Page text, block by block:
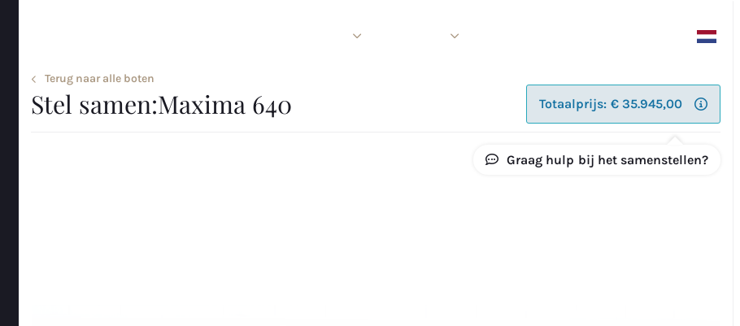
Terug naar alle boten
Stel samen:Maxima 640 Totaalprijs: € 35.945,00
Graag hulp bij het samenstellen?
Let op: deze afbeelding dient enkel als impressie. Uw werkelijke boot kan mogelijk
afwijken.